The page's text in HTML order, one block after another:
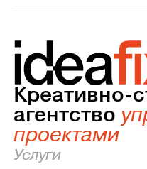
Креативно-
агентство
проектами
Услуги